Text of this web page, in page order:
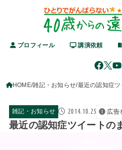
プロフィール 講演依頼
HOME 雑記・お知らせ 最近の認知症
雑記・お知らせ 2014.10.25 広告
最近の認知症ツイートの